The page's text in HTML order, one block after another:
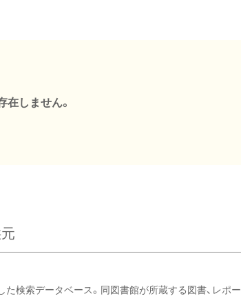
しません。
検索データベース。同図書館が所蔵する図書、レポー